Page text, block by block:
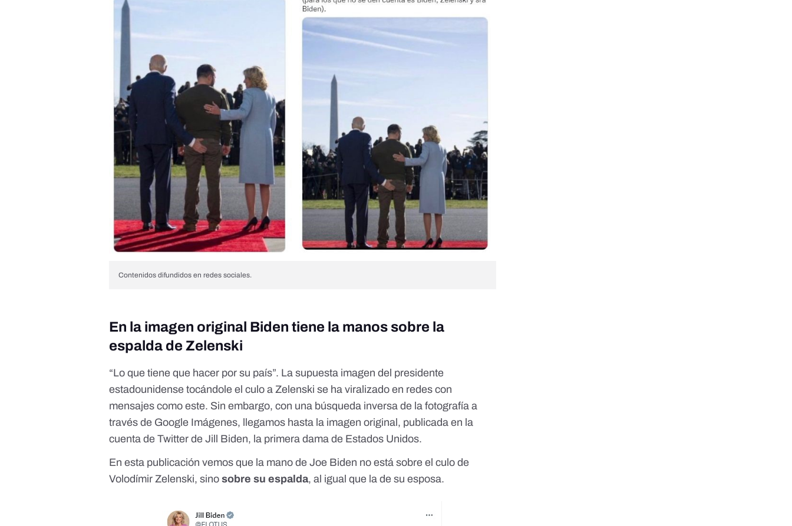
Contenidos difundidos en redes sociales.
En la imagen original Biden tiene la manos sobre la
espalda de Zelenski
“Lo que tiene que hacer por su país”. La supuesta imagen del presidente
estadounidense tocándole el culo a Zelenski se ha viralizado en redes con
mensajes como este. Sin embargo, con una búsqueda inversa de la fotografía a
través de Google Imágenes, llegamos hasta la imagen original , publicada en la
cuenta de Twitter de Jill Biden, la primera dama de Estados Unidos.
En esta publicación vemos que la mano de Joe Biden no está sobre el culo de
Volodímir Zelenski, sinosobre su espalda, al igual que la de su esposa.